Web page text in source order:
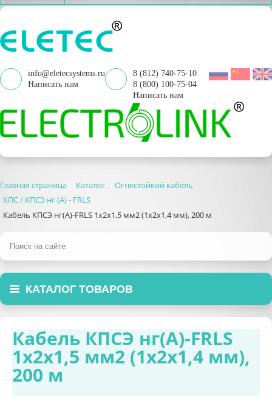
info@eletecsystems.ru
Написать нам
8 (812) 740-75-10
8 (800) 100-75-04
Написать нам
Главная страница Каталог
Огнестойкий кабель
КПС / КПСЭ нг (А) - FRLS
Кабель КПСЭ нг(А)-FRLS 1х2х1,5 мм2 (1х2х1,4 мм), 200 м
КАТАЛОГ ТОВАРОВ
Кабель КПСЭ нг(А)-FRLS
1х2х1,5 мм2 (1х2х1,4 мм),
200 м